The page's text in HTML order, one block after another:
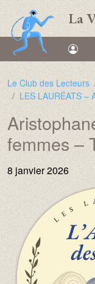
La
Le Club des Lecteurs
LES LAURÉATS –
femmes –
8 janvier 2026